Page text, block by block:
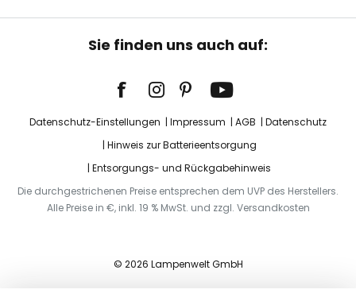
Sie finden uns auch auf:
Datenschutz-Einstellungen Impressum AGB
Datenschutz
Hinweis zur Batterieentsorgung
Entsorgungs- und Rückgabehinweis
Die durchgestrichenen Preise entsprechen dem UVP des Herstellers.
Alle Preise in €, inkl. 19 % MwSt. und zzgl. Versandkosten
© 2026 Lampenwelt GmbH